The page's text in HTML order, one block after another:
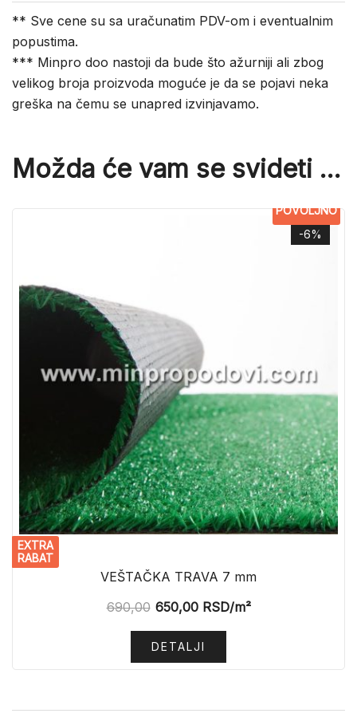
** Sve cene su sa uračunatim PDV-om i eventualnim
popustima.
*** Minpro doo nastoji da bude što ažurniji ali zbog
velikog broja proizvoda moguće je da se pojavi neka
greška na čemu se unapred izvinjavamo.
Možda će vam se svideti …
-6%
POVOLJNO
EXTRA
RABAT
VEŠTAČKA TRAVA 7 mm
690,00 650,00RSD/m²
DETALJI